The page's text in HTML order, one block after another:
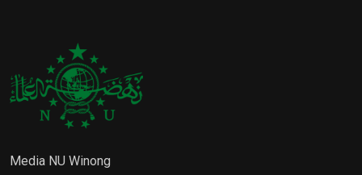
Media NU Winong